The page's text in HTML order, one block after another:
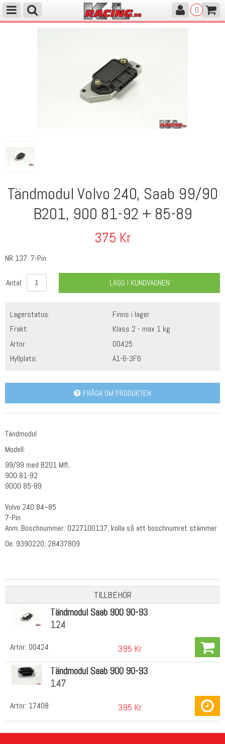
0
Tändmodul Volvo 240, Saab 99/90
B201, 900 81-92 + 85-89
375 Kr
NR 137. 7-Pin
Antal: LÄGG I KUNDVAGNEN
Lagerstatus:
Finns i lager
Frakt:
Klass 2 - max 1 kg
Artnr:
00425
Hyllplats:
A1-6-3F6
FRÅGA OM PRODUKTEN
Tändmodul
Modell:
99/99 med B201 Mfl..
900 81-92
9000 85-89
Volvo 240 84~85
7-Pin
Anm: Boschnummer: 0227100137, kolla så att boschnumret stämmer
Oe: 9390220, 28437809
TILLBEHÖR
Artnr: 00424
Tändmodul Saab 900 90-93
124
395 Kr
Artnr: 17408
Tändmodul Saab 900 90-93
147
395 Kr